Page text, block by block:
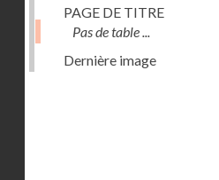
PAGE DE TITRE
Pas de table ...
Dernière image